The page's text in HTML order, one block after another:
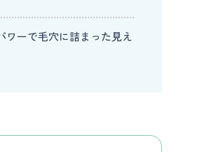
ワーで毛穴に詰まった見え